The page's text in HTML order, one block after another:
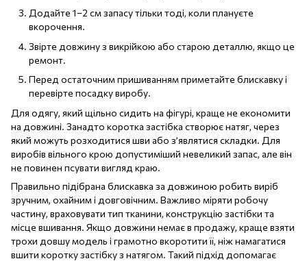
Додайте 1–2 см запасу тільки тоді, коли плануєте
вкорочення.
Звірте довжину з викрійкою або старою деталлю, якщо це
ремонт.
Перед остаточним пришиванням приметайте блискавку і
перевірте посадку виробу.
Для одягу, який щільно сидить на фігурі, краще не економити
на довжині. Занадто коротка застібка створює натяг, через
який можуть розходитися шви або з’являтися складки. Для
виробів вільного крою допустиміший невеликий запас, але він
не повинен псувати вигляд краю.
Правильно підібрана блискавка за довжиною робить виріб
зручним, охайним і довговічним. Важливо міряти робочу
частину, враховувати тип тканини, конструкцію застібки та
місце вшивання. Якщо довжини немає в продажу, краще взяти
трохи довшу модель і грамотно вкоротити її, ніж намагатися
вшити коротку застібку з натягом. Такий підхід допомагає